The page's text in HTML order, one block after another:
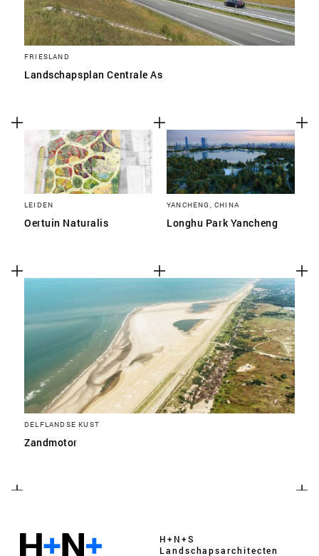
FRIESLAND
Landschapsplan Centrale As
LEIDEN
Oertuin Naturalis
YANCHENG, CHINA
Longhu Park Yancheng
DELFLANDSE KUST
Zandmotor
H+N+S
Landschaps­architecten